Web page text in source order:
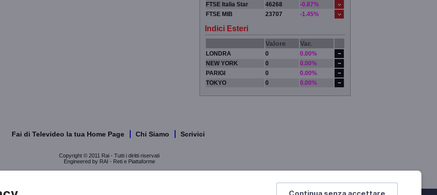
Continua senza accettare
FTSE Italia Star
46268
-0.87%
FTSE MIB
23707 -1.45%
Indici Esteri
Valore Var.
LONDRA 0
0.00%
NEW YORK
0
0.00%
PARIGI
0
0.00%
TOKYO
0 0.00%
Fai di Televideo la tua Home Page Chi Siamo Scrivici
Copyright © 2011 Rai - Tutti i diritti riservati
Engineered by RAI - Reti e Piattaforme